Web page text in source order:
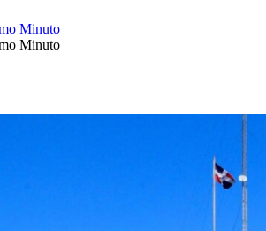
Minuto
Minuto